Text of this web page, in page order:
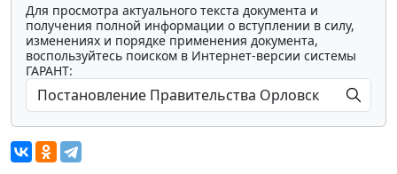
Для просмотра актуального текста документа и
получения полной информации о вступлении в силу,
изменениях и порядке применения документа,
воспользуйтесь поиском в Интернет-версии системы
ГАРАНТ: